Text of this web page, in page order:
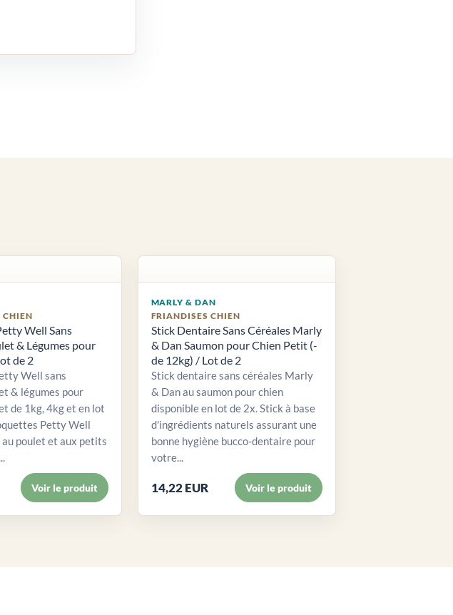
CHIEN
Well Sans
& Légumes pour
de 2
Well sans
& légumes pour
de 1kg, 4kg et en lot
Petty Well
au poulet et aux petits
Voir le produit
MARLY & DAN
FRIANDISES CHIEN
Stick Dentaire Sans Céréales Marly
& Dan Saumon pour Chien Petit (-
de 12kg) / Lot de 2
Stick dentaire sans céréales Marly
& Dan au saumon pour chien
disponible en lot de 2x. Stick à base
d'ingrédients naturels assurant une
bonne hygiène bucco-dentaire pour
votre...
14,22 EUR Voir le produit